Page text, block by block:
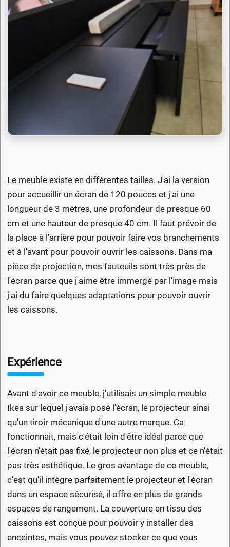
Le meuble existe en différentes tailles. J'ai la version
pour accueillir un écran de 120 pouces et j'ai une
longueur de 3 mètres, une profondeur de presque 60
cm et une hauteur de presque 40 cm. Il faut prévoir de
la place à l'arrière pour pouvoir faire vos branchements
et à l'avant pour pouvoir ouvrir les caissons. Dans ma
pièce de projection, mes fauteuils sont très près de
l'écran parce que j'aime être immergé par l'image mais
j'ai du faire quelques adaptations pour pouvoir ouvrir
les caissons.
Expérience
Avant d'avoir ce meuble, j'utilisais un simple meuble
Ikea sur lequel j'avais posé l'écran, le projecteur ainsi
qu'un tiroir mécanique d'une autre marque. Ca
fonctionnait, mais c'était loin d'être idéal parce que
l'écran n'était pas fixé, le projecteur non plus et ce n'était
pas très esthétique. Le gros avantage de ce meuble,
c'est qu'il intègre parfaitement le projecteur et l'écran
dans un espace sécurisé, il offre en plus de grands
espaces de rangement. La couverture en tissu des
caissons est conçue pour pouvoir y installer des
enceintes, mais vous pouvez stocker ce que vous